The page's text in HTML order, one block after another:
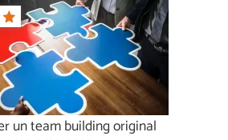
un team building original